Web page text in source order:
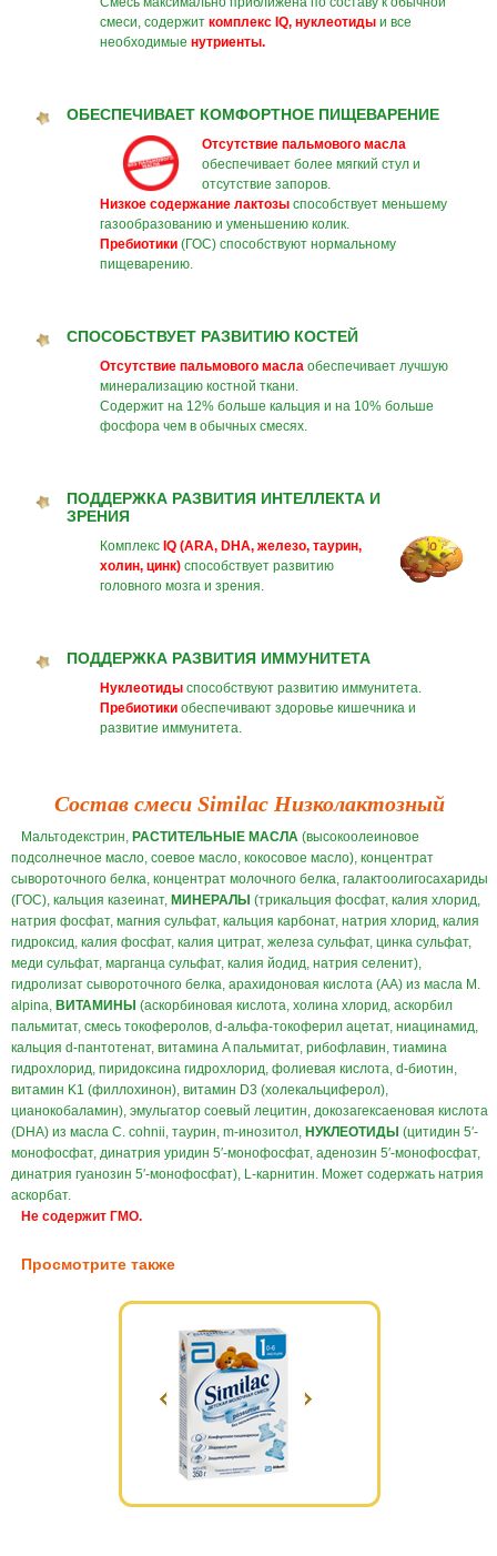
смеси, содержит комплекс IQ, нуклеотидыи все
необходимые нутриенты.
ОБЕСПЕЧИВАЕТ КОМФОРТНОЕ ПИЩЕВАРЕНИЕ
Отсутствие пальмового масла
обеспечивает более мягкий стул и
отсутствие запоров.
Низкое содержание лактозыспособствует меньшему
газообразованию и уменьшению колик.
Пребиотики(ГОС) способствуют нормальному
пищеварению.
СПОСОБСТВУЕТ РАЗВИТИЮ КОСТЕЙ
Отсутствие пальмового масла обеспечивает лучшую
минерализацию костной ткани.
Содержит на 12% больше кальция и на 10% больше
фосфора чем в обычных смесях.
ПОДДЕРЖКА РАЗВИТИЯ ИНТЕЛЛЕКТА И
ЗРЕНИЯ
Комплекс IQ (ARA, DHA, железо, таурин,
холин, цинк) способствует развитию
головного мозга и зрения.
ПОДДЕРЖКА РАЗВИТИЯ ИММУНИТЕТА
Нуклеотидыспособствуют развитию иммунитета.
Пребиотикиобеспечивают здоровье кишечника и
развитие иммунитета.
Состав смеси Similac Низколактозный
Мальтодекстрин, РАСТИТЕЛЬНЫЕ МАСЛА(высокоолеиновое
подсолнечное масло, соевое масло, кокосовое масло), концентрат
сывороточного белка, концентрат молочного белка, галактоолигосахариды
(ГОС), кальция казеинат, МИНЕРАЛЫ (трикальция фосфат, калия хлорид,
натрия фосфат, магния сульфат, кальция карбонат, натрия хлорид, калия
гидроксид, калия фосфат, калия цитрат, железа сульфат, цинка сульфат,
меди сульфат, марганца сульфат, калия йодид, натрия селенит),
гидролизат сывороточного белка, арахидоновая кислота (AA) из масла M.
alpina, ВИТАМИНЫ (аскорбиновая кислота, холина хлорид, аскорбил
пальмитат, смесь токоферолов, d-альфа-токоферил ацетат, ниацинамид,
кальция d-пантотенат, витамина A пальмитат, рибофлавин, тиамина
гидрохлорид, пиридоксина гидрохлорид, фолиевая кислота, d-биотин,
витамин K1 (филлохинон), витамин D3 (холекальциферол),
цианокобаламин), эмульгатор соевый лецитин, докозагексаеновая кислота
(DHA) из масла C. cohnii, таурин, m-инозитол, НУКЛЕОТИДЫ (цитидин 5′-
монофосфат, динатрия уридин 5′-монофосфат, аденозин 5′-монофосфат,
динатрия гуанозин 5′-монофосфат), L-карнитин. Может содержать натрия
аскорбат.
Не содержит ГМО.
Просмотрите также